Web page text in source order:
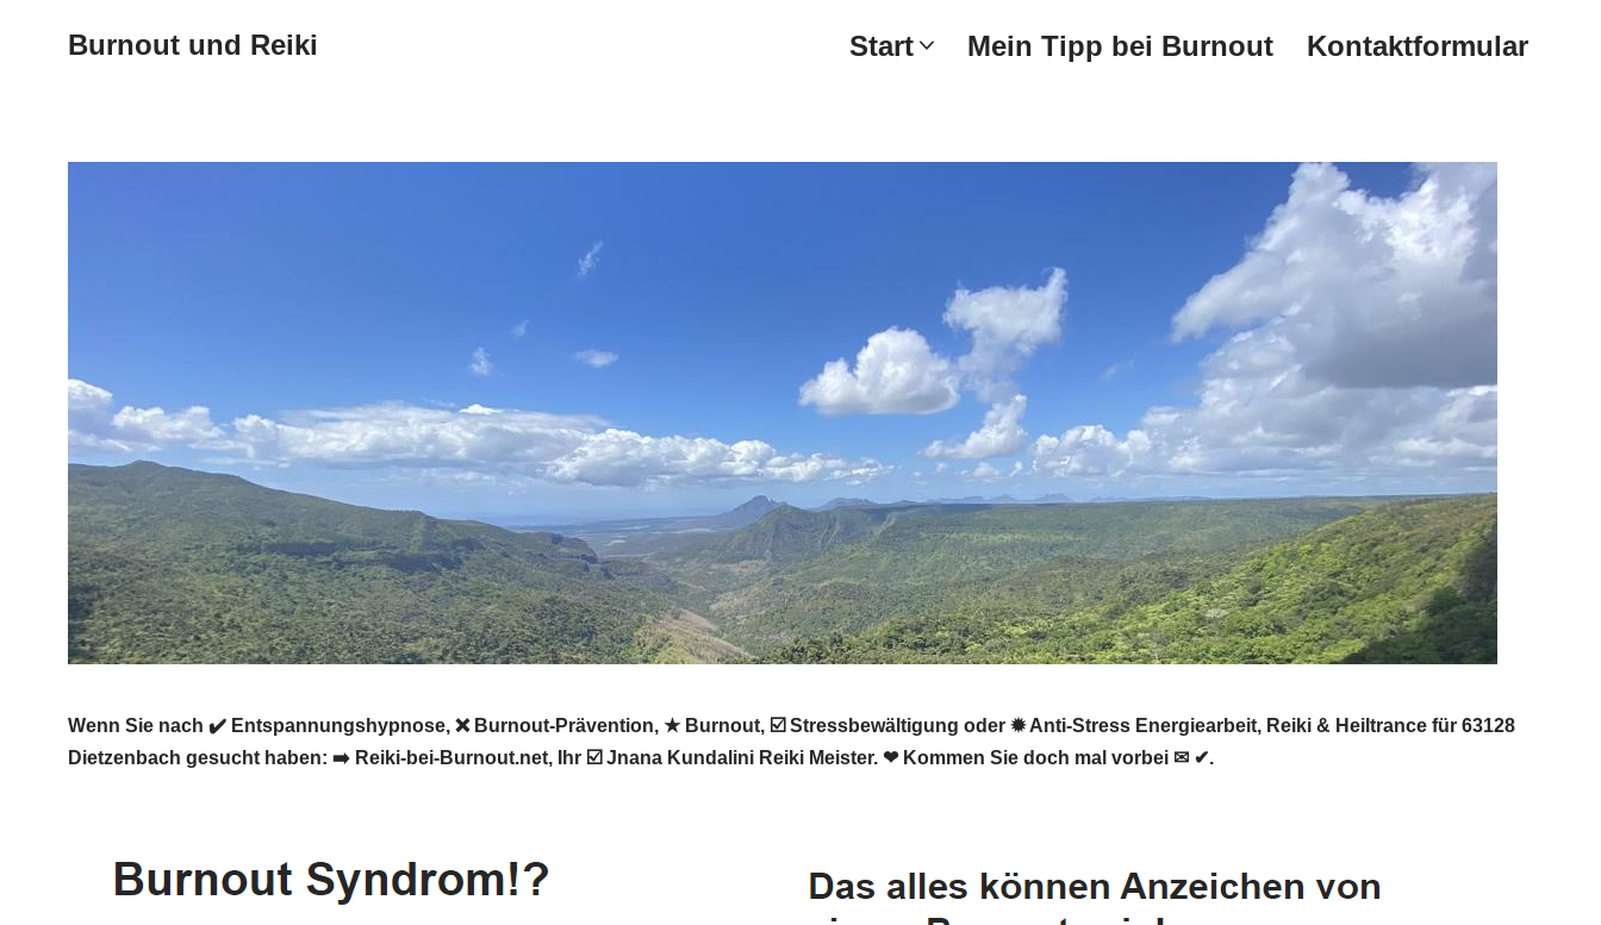
Burnout und Reiki Start Mein Tipp bei Burnout Kontaktformular
Wenn Sie nach ✔️ Entspannungshypnose, ❌ Burnout-Prävention, ★ Burnout, ☑️ Stressbewältigung oder ✹ Anti-Stress Energiearbeit, Reiki & Heiltrance für 63128
Dietzenbach gesucht haben: ➡️ Reiki-bei-Burnout.net, Ihr ☑️ Jnana Kundalini Reiki Meister. ❤ Kommen Sie doch mal vorbei ✉ ✔.